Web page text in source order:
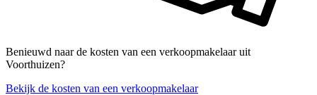
Benieuwd naar de kosten van een verkoopmakelaar uit
Voorthuizen?
Bekijk de kosten van een verkoopmakelaar